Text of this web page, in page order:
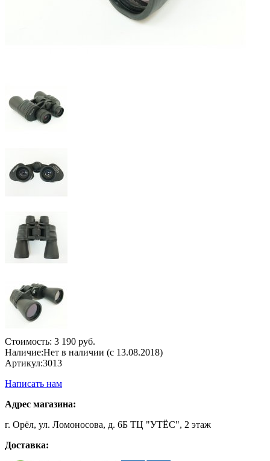
Стоимость: 3 190 руб.
Наличие:Нет в наличии (с 13.08.2018)
Артикул:3013
Написать нам
Адрес магазина:
г. Орёл, ул. Ломоносова, д. 6Б ТЦ "УТЁС", 2 этаж
Доставка: